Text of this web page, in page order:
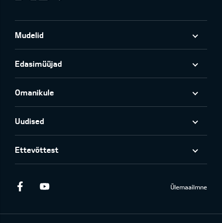
Mudelid
Edasimüüjad
Omanikule
Uudised
Ettevõttest
Facebook Ülemaailmne